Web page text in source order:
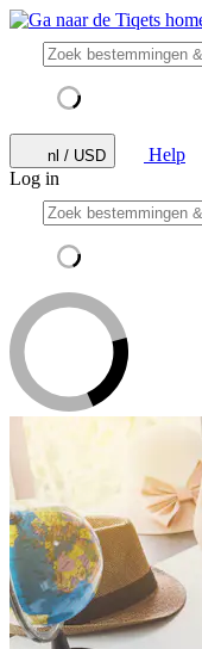
nl / USD
Help
Log in